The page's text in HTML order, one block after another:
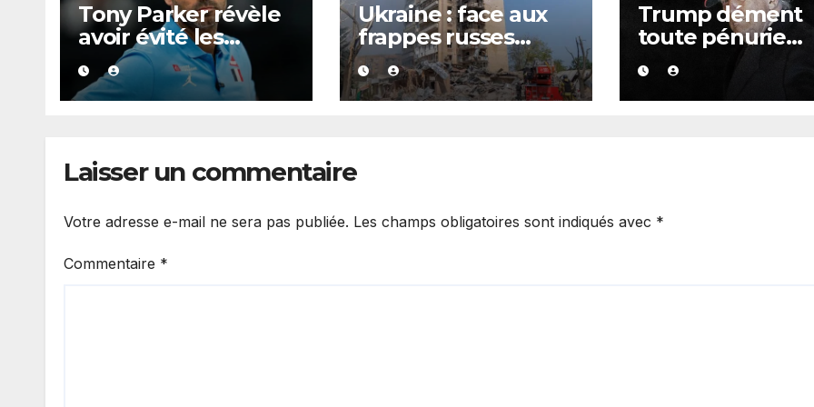
Tony Parker révèle
avoir évité les
soirées de P. Diddy
pour protéger Eva
Longoria
Ukraine : face aux
frappes russes
quotidiennes, des
évacuations
ordonnées à
Trump dément
toute pénurie
d’armements
américains et
prend aux
Laisser un commentaire
Votre adresse e-mail ne sera pas publiée. Les champs obligatoires sont indiqués avec *
Commentaire *